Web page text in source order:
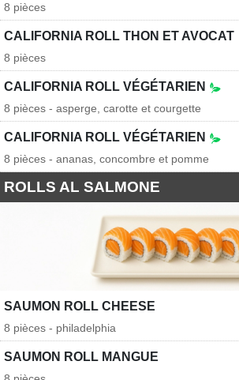
8 pièces
CALIFORNIA ROLL THON ET AVOCAT
8 pièces
CALIFORNIA ROLL VÉGÉTARIEN
8 pièces - asperge, carotte et courgette
CALIFORNIA ROLL VÉGÉTARIEN
8 pièces - ananas, concombre et pomme
ROLLS AL SALMONE
SAUMON ROLL CHEESE
8 pièces - philadelphia
SAUMON ROLL MANGUE